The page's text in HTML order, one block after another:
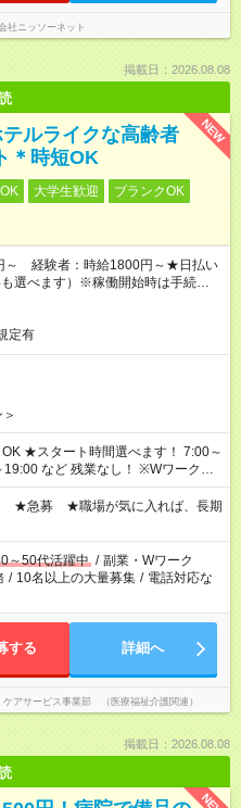
社ニッソーネット
掲載日：2026.08.08
NEW
テルライクな高齢者
＊時短OK
大学生歓迎
ブランクOK
～ 経験者：時給1800円～★日払い
選べます）※稼働開始時は手続き完
。
定有
～
ど 残業なし！ ※Wワークの
40時間超の就業はご案内できませ
以上勤務は社会保険への加入対象
日雇い派遣の原則禁止）により、
内が難しい場合があります
★急募 ★職場が気に入れば、長期
～50代活躍中 / 副業・Wワーク
/ 10名以上の大量募集 / 電話対応な
する 詳細へ
アサービス事業部 （医療福祉介護関連）
掲載日：2026.08.08